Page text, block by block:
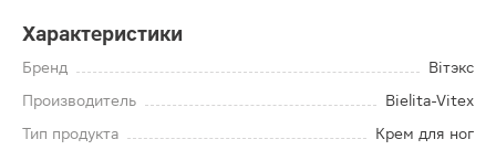
Характеристики
Бренд
Вiтэкс
Производитель
Bielita-Vitex
Тип продукта
Крем для ног